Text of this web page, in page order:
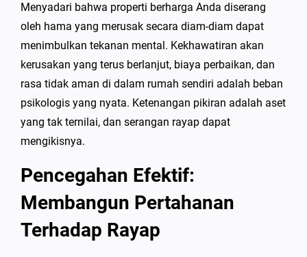
Menyadari bahwa properti berharga Anda diserang
oleh hama yang merusak secara diam-diam dapat
menimbulkan tekanan mental. Kekhawatiran akan
kerusakan yang terus berlanjut, biaya perbaikan, dan
rasa tidak aman di dalam rumah sendiri adalah beban
psikologis yang nyata. Ketenangan pikiran adalah aset
yang tak ternilai, dan serangan rayap dapat
mengikisnya.
Pencegahan Efektif:
Membangun Pertahanan
Terhadap Rayap